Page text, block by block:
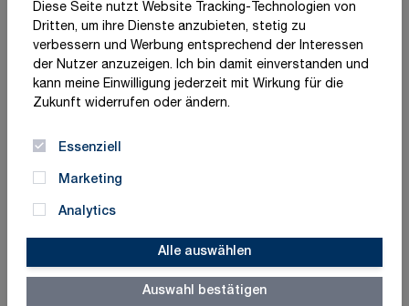
Diese Seite nutzt Website Tracking-Technologien von
Dritten, um ihre Dienste anzubieten, stetig zu
verbessern und Werbung entsprechend der Interessen
der Nutzer anzuzeigen. Ich bin damit einverstanden und
kann meine Einwilligung jederzeit mit Wirkung für die
Zukunft widerrufen oder ändern.
Essenziell
Marketing
Analytics
Alle auswählen
Auswahl bestätigen
Sammelstellen und Sammelplatzschilder online kaufen
bei Marahrens!
Filter
pro Seite